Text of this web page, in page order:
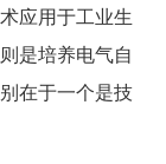
应用于工业生
是培养电气自
在于一个是技